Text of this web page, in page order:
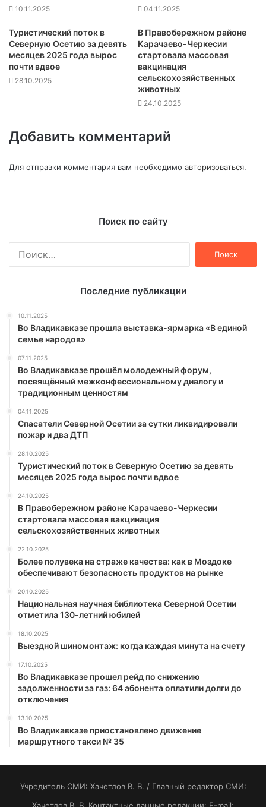
10.11.2025 04.11.2025
Туристический поток в
Северную Осетию за девять
месяцев 2025 года вырос
почти вдвое
28.10.2025
В Правобережном районе
Карачаево-Черкесии
стартовала массовая
вакцинация
сельскохозяйственных
животных
24.10.2025
Добавить комментарий
Для отправки комментария вам необходимо авторизоваться.
Поиск по сайту
Последние публикации
10.11.2025
Во Владикавказе прошла выставка-ярмарка «В единой
семье народов»
07.11.2025
Во Владикавказе прошёл молодежный форум,
посвящённый межконфессиональному диалогу и
традиционным ценностям
04.11.2025
Спасатели Северной Осетии за сутки ликвидировали
пожар и два ДТП
28.10.2025
Туристический поток в Северную Осетию за девять
месяцев 2025 года вырос почти вдвое
24.10.2025
В Правобережном районе Карачаево-Черкесии
стартовала массовая вакцинация
сельскохозяйственных животных
22.10.2025
Более полувека на страже качества: как в Моздоке
обеспечивают безопасность продуктов на рынке
20.10.2025
Национальная научная библиотека Северной Осетии
отметила 130-летний юбилей
18.10.2025
Выездной шиномонтаж: когда каждая минута на счету
17.10.2025
Во Владикавказе прошел рейд по снижению
задолженности за газ: 64 абонента оплатили долги до
отключения
13.10.2025
Во Владикавказе приостановлено движение
маршрутного такси № 35
Учредитель СМИ: Хaчeтлoв B. B. / Главный редактор СМИ: